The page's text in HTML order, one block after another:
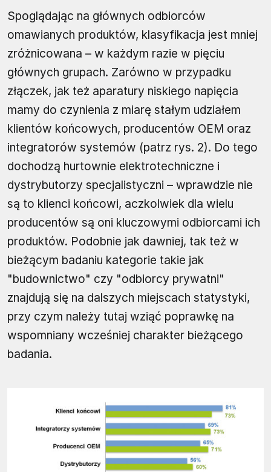
Spoglądając na głównych odbiorców
omawianych produktów, klasyfikacja jest mniej
zróżnicowana – w każdym razie w pięciu
głównych grupach. Zarówno w przypadku
złączek, jak też aparatury niskiego napięcia
mamy do czynienia z miarę stałym udziałem
klientów końcowych, producentów OEM oraz
integratorów systemów (patrz rys. 2). Do tego
dochodzą hurtownie elektrotechniczne i
dystrybutorzy specjalistyczni – wprawdzie nie
są to klienci końcowi, aczkolwiek dla wielu
producentów są oni kluczowymi odbiorcami ich
produktów. Podobnie jak dawniej, tak też w
bieżącym badaniu kategorie takie jak
"budownictwo" czy "odbiorcy prywatni"
znajdują się na dalszych miejscach statystyki,
przy czym należy tutaj wziąć poprawkę na
wspomniany wcześniej charakter bieżącego
badania.